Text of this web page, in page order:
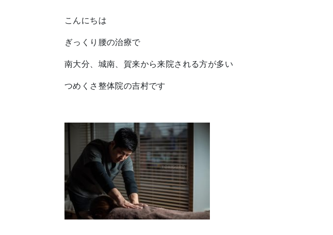
こんにちは
ぎっくり腰の治療で
南大分、城南、賀来から来院される方が多い
つめくさ整体院の吉村です